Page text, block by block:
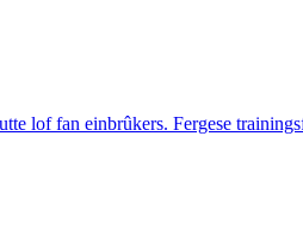
lof fan einbrûkers. Fergese